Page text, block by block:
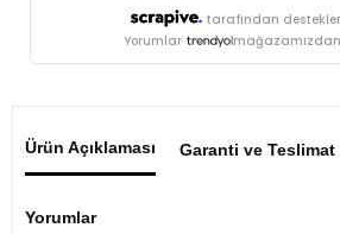
tarafından
Yorumlar
mağazamızdan
Ürün Açıklaması Garanti ve Teslimat
Yorumlar